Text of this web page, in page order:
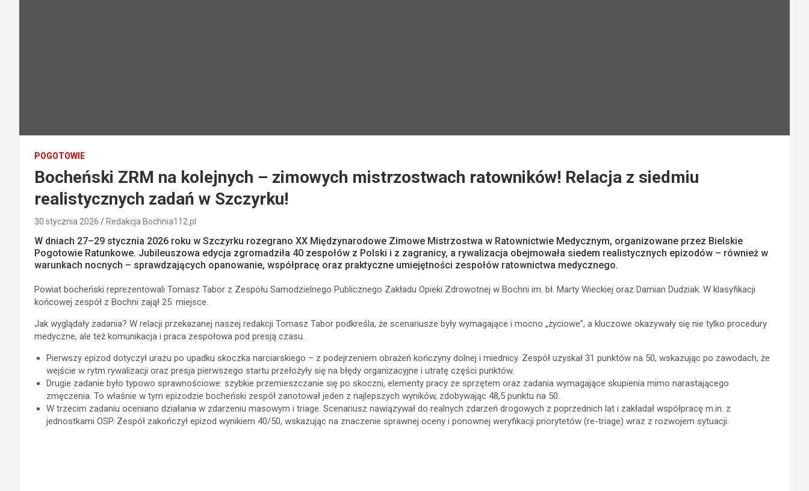
POGOTOWIE
Bocheński ZRM na kolejnych – zimowych mistrzostwach ratowników! Relacja z siedmiu
realistycznych zadań w Szczyrku!
30 stycznia 2026 Redakcja Bochnia112.pl
W dniach 27–29 stycznia 2026 roku w Szczyrku rozegrano XX Międzynarodowe Zimowe Mistrzostwa w Ratownictwie Medycznym, organizowane przez Bielskie
Pogotowie Ratunkowe. Jubileuszowa edycja zgromadziła 40 zespołów z Polski i z zagranicy, a rywalizacja obejmowała siedem realistycznych epizodów – również w
warunkach nocnych – sprawdzających opanowanie, współpracę oraz praktyczne umiejętności zespołów ratownictwa medycznego.
Powiat bocheński reprezentowali Tomasz Tabor z Zespołu Samodzielnego Publicznego Zakładu Opieki Zdrowotnej w Bochni im. bł. Marty Wieckiej oraz Damian Dudziak. W klasyfikacji
końcowej zespół z Bochni zajął 25. miejsce.
Jak wyglądały zadania? W relacji przekazanej naszej redakcji Tomasz Tabor podkreśla, że scenariusze były wymagające i mocno „życiowe”, a kluczowe okazywały się nie tylko procedury
medyczne, ale też komunikacja i praca zespołowa pod presją czasu.
Pierwszy epizod dotyczył urazu po upadku skoczka narciarskiego – z podejrzeniem obrażeń kończyny dolnej i miednicy. Zespół uzyskał 31 punktów na 50, wskazując po zawodach, że
wejście w rytm rywalizacji oraz presja pierwszego startu przełożyły się na błędy organizacyjne i utratę części punktów.
Drugie zadanie było typowo sprawnościowe: szybkie przemieszczanie się po skoczni, elementy pracy ze sprzętem oraz zadania wymagające skupienia mimo narastającego
zmęczenia. To właśnie w tym epizodzie bocheński zespół zanotował jeden z najlepszych wyników, zdobywając 48,5 punktu na 50.
W trzecim zadaniu oceniano działania w zdarzeniu masowym i triage. Scenariusz nawiązywał do realnych zdarzeń drogowych z poprzednich lat i zakładał współpracę m.in. z
jednostkami OSP. Zespół zakończył epizod wynikiem 40/50, wskazując na znaczenie sprawnej oceny i ponownej weryfikacji priorytetów (re-triage) wraz z rozwojem sytuacji.